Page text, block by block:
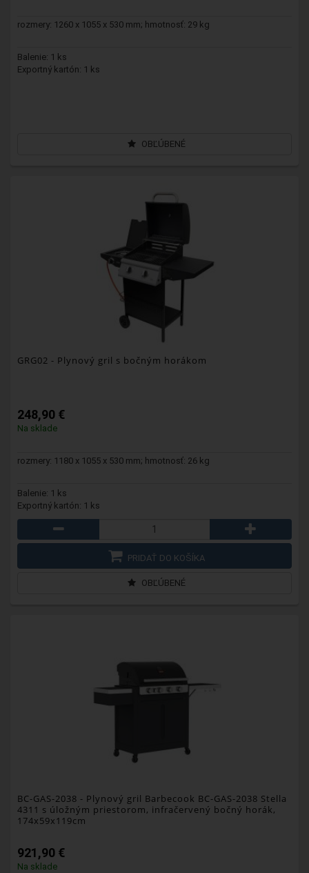
rozmery: 1260 x 1055 x 530 mm; hmotnosť: 29 kg
Balenie: 1 ks
Exportný kartón: 1 ks
OBĽÚBENÉ
GRG02 - Plynový gril s bočným horákom
248,90 €
Na sklade
rozmery: 1180 x 1055 x 530 mm; hmotnosť: 26 kg
Balenie: 1 ks
Exportný kartón: 1 ks
PRIDAŤ DO KOŠÍKA
OBĽÚBENÉ
BC-GAS-2038 - Plynový gril Barbecook BC-GAS-2038 Stella
4311 s úložným priestorom, infračervený bočný horák,
174x59x119cm
921,90 €
Na sklade